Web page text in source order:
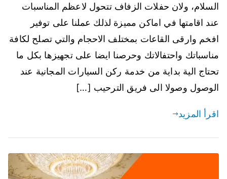
السلام، ولان حفلات الزفاف تتحول لاعظم المناسبات
عند اقامتها في اماكن مميزة لذلك عملنا على توفير
افخم وارقى القاعات بمختلف الاحجام والتي تصلح لكافة
مناسباتك واحتفالاتك وحرصنا ايضا على تجهيزها بكل ما
تحتاج الية بداية من خدمة ركن السيارات المجانية عند
الوصول وصولا الى فريق الترحيب […]
اقرأ المزيد